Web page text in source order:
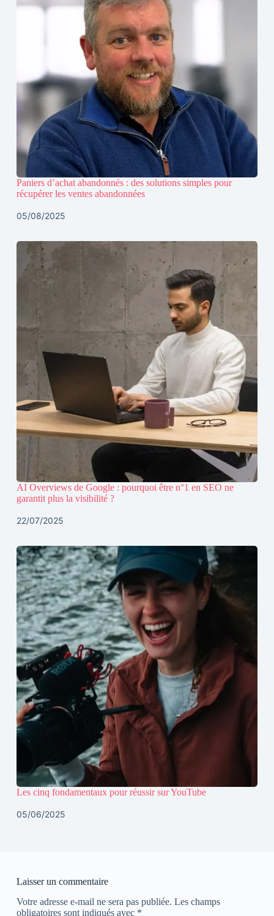
Paniers d’achat abandonnés : des solutions simples pour
récupérer les ventes abandonnées
05/08/2025
AI Overviews de Google : pourquoi être n°1 en SEO ne
garantit plus la visibilité ?
22/07/2025
Les cinq fondamentaux pour réussir sur YouTube
05/06/2025
Laisser un commentaire
Votre adresse e-mail ne sera pas publiée. Les champs
obligatoires sont indiqués avec *